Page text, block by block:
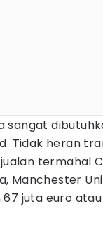
sangat
Tidak heran
termahal
Manchester
juta euro atau